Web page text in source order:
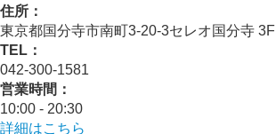
住所：
東京都国分寺市南町3-20-3セレオ国分寺 3F
TEL：
042-300-1581
営業時間：
10:00 - 20:30
詳細はこちら